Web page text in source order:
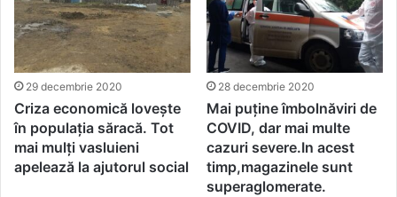
29 decembrie 2020
Criza economică lovește
în populația săracă. Tot
mai mulți vasluieni
apelează la ajutorul social
28 decembrie 2020
Mai puține îmbolnăviri de
COVID, dar mai multe
cazuri severe.In acest
timp,magazinele sunt
superaglomerate.